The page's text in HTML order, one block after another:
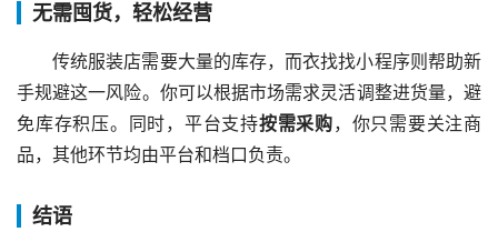
无需囤货，轻松经营
传统服装店需要大量的库存，而衣找找小程序则帮助新
手规避这一风险。你可以根据市场需求灵活调整进货量，避
免库存积压。同时，平台支持按需采购，你只需要关注商
品，其他环节均由平台和档口负责。
结语